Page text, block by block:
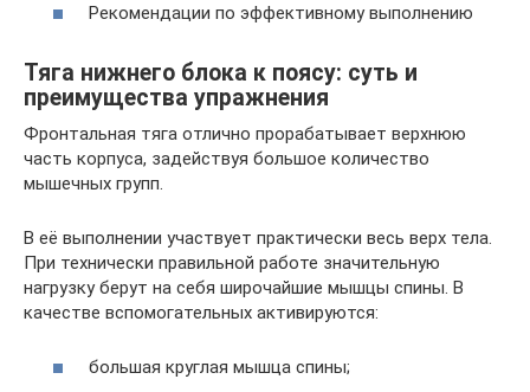
Рекомендации по эффективному выполнению
Тяга нижнего блока к поясу: суть и
преимущества упражнения
Фронтальная тяга отлично прорабатывает верхнюю
часть корпуса, задействуя большое количество
мышечных групп.
В её выполнении участвует практически весь верх тела.
При технически правильной работе значительную
нагрузку берут на себя широчайшие мышцы спины. В
качестве вспомогательных активируются:
большая круглая мышца спины;